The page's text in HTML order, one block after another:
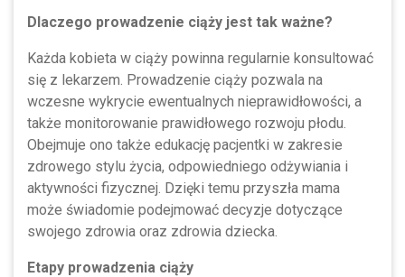
Dlaczego prowadzenie ciąży jest tak ważne?
Każda kobieta w ciąży powinna regularnie konsultować
się z lekarzem. Prowadzenie ciąży pozwala na
wczesne wykrycie ewentualnych nieprawidłowości, a
także monitorowanie prawidłowego rozwoju płodu.
Obejmuje ono także edukację pacjentki w zakresie
zdrowego stylu życia, odpowiedniego odżywiania i
aktywności fizycznej. Dzięki temu przyszła mama
może świadomie podejmować decyzje dotyczące
swojego zdrowia oraz zdrowia dziecka.
Etapy prowadzenia ciąży